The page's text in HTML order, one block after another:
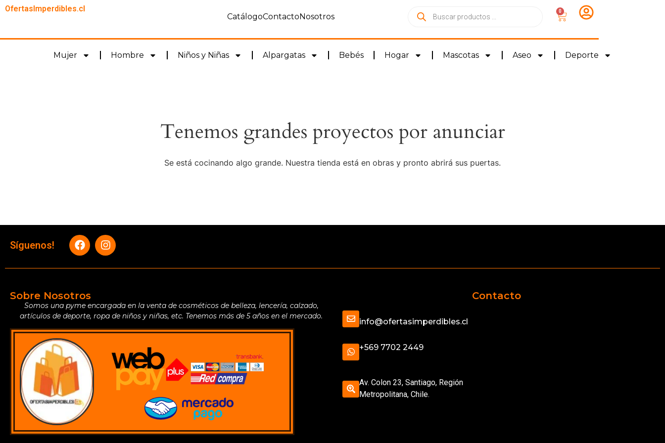
OfertasImperdibles.cl
CatálogoContactoNosotros
0
Mujer Hombre Niños y Niñas Alpargatas Bebés Hogar Mascotas Aseo Deporte
Tenemos grandes proyectos por anunciar
Se está cocinando algo grande. Nuestra tienda está en obras y pronto abrirá sus puertas.
Síguenos!
Sobre Nosotros
Somos una pyme encargada en la venta de cosméticos de belleza, lencería, calzado,
artículos de deporte, ropa de niños y niñas, etc. Tenemos más de 5 años en el mercado.
Contacto
info@ofertasimperdibles.cl
+569 7702 2449
Av. Colon 23, Santiago, Región
Metropolitana, Chile.